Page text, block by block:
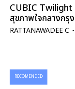
CUBIC Twilight
สุขภาพใจกลางกรุ
RATTANAWADEE C -
RECOMENDED